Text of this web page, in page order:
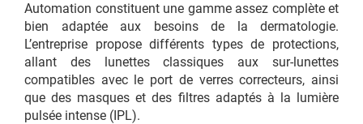
Automation constituent une gamme assez complète et
bien adaptée aux besoins de la dermatologie.
L’entreprise propose différents types de protections,
allant des lunettes classiques aux sur-lunettes
compatibles avec le port de verres correcteurs, ainsi
que des masques et des filtres adaptés à la lumière
pulsée intense (IPL).